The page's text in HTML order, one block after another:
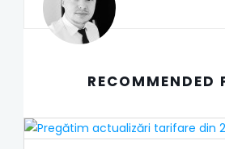
RECOMMENDED